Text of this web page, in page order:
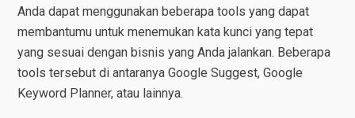
Anda dapat menggunakan beberapa tools yang dapat
membantumu untuk menemukan kata kunci yang tepat
yang sesuai dengan bisnis yang Anda jalankan. Beberapa
tools tersebut di antaranya Google Suggest, Google
Keyword Planner, atau lainnya.